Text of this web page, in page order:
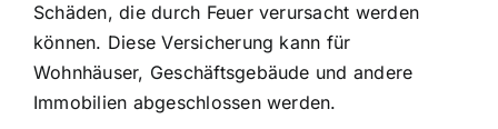
Schäden, die durch Feuer verursacht werden
können. Diese Versicherung kann für
Wohnhäuser, Geschäftsgebäude und andere
Immobilien abgeschlossen werden.